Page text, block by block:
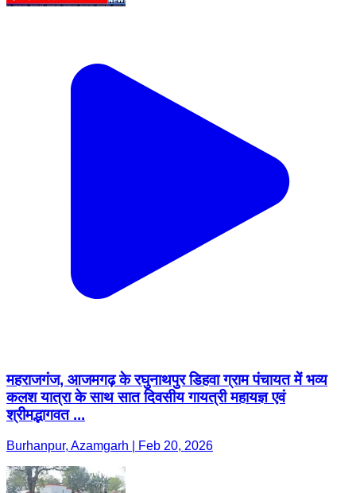
महराजगंज, आजमगढ़ के रघुनाथपुर डिहवा ग्राम पंचायत में भव्य
कलश यात्रा के साथ सात दिवसीय गायत्री महायज्ञ एवं
श्रीमद्भागवत ...
Burhanpur, Azamgarh | Feb 20, 2026